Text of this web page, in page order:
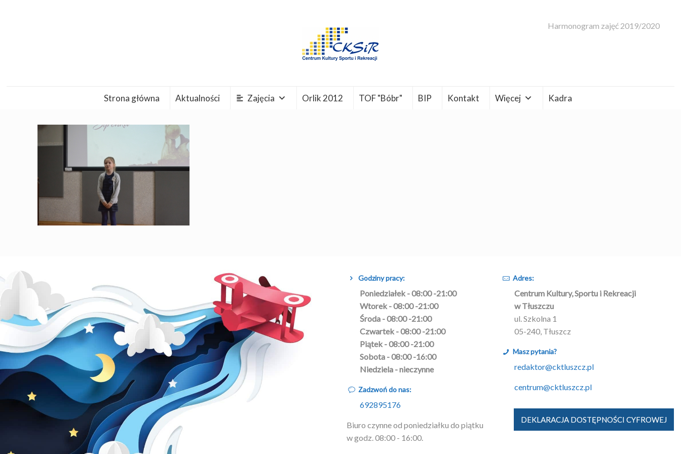
Strona główna Aktualności Zajęcia Orlik 2012 TOF "Bóbr" BIP Kontakt Więcej Kadra
Harmonogram zajęć 2019/2020
Godziny pracy:
Poniedziałek - 08:00 -21:00
Wtorek - 08:00 -21:00
Środa - 08:00 -21:00
Czwartek - 08:00 -21:00
Piątek - 08:00 -21:00
Sobota - 08:00 -16:00
Niedziela - nieczynne
Zadzwoń do nas:
692895176
Biuro czynne od poniedziałku do piątku
w godz. 08:00 - 16:00.
Adres:
Centrum Kultury, Sportu i Rekreacji
w Tłuszczu
ul. Szkolna 1
05-240, Tłuszcz
Masz pytania?
redaktor@cktluszcz.pl
centrum@cktluszcz.pl
DEKLARACJA DOSTĘPNOŚCI CYFROWEJ